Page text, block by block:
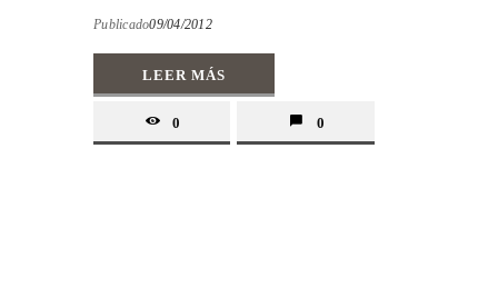
Publicado09/04/2012
LEER MÁS
0 0